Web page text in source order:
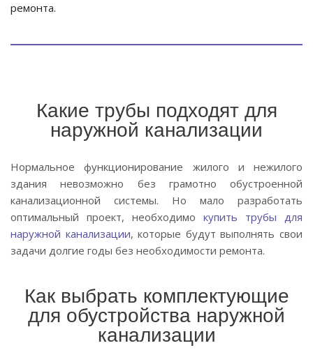
ремонта.
Какие трубы подходят для
наружной канализации
Нормальное функционирование жилого и нежилого
здания невозможно без грамотно обустроенной
канализационной системы. Но мало разработать
оптимальный проект, необходимо купить трубы для
наружной канализации, которые будут выполнять свои
задачи долгие годы без необходимости ремонта.
Как выбрать комплектующие
для обустройства наружной
канализации